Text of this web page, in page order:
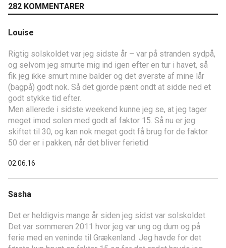
282 KOMMENTARER
Louise
Rigtig solskoldet var jeg sidste år – var på stranden sydpå,
og selvom jeg smurte mig ind igen efter en tur i havet, så
fik jeg ikke smurt mine balder og det øverste af mine lår
(bagpå) godt nok. Så det gjorde pænt ondt at sidde ned et
godt stykke tid efter.
Men allerede i sidste weekend kunne jeg se, at jeg tager
meget imod solen med godt af faktor 15. Så nu er jeg
skiftet til 30, og kan nok meget godt få brug for de faktor
50 der er i pakken, når det bliver ferietid
02.06.16
Sasha
Det er heldigvis mange år siden jeg sidst var solskoldet.
Det var sommeren 2011 hvor jeg var ung og dum og på
ferie med en veninde til Grækenland. Jeg havde for det